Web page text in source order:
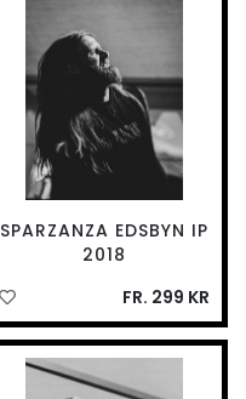
SPARZANZA EDSBYN IP
2018
FR. 299 KR